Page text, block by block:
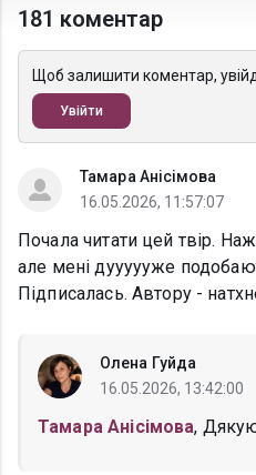
181 коментар
Щоб залишити коментар,
Увійти
Тамара Анісімова
16.05.2026, 11:57:07
Почала читати цей твір.
але мені дуууууже
Підписалась. Автору -
Олена Гуйда
16.05.2026, 13:42:00
Тамара Анісімова,